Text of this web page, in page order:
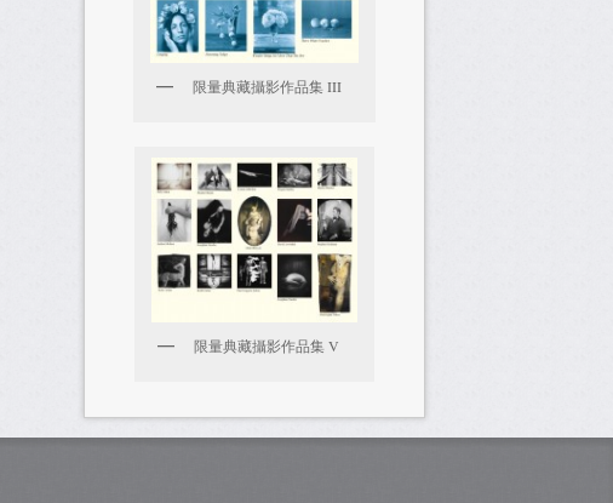
限量典藏攝影作品集 III
限量典藏攝影作品集 V